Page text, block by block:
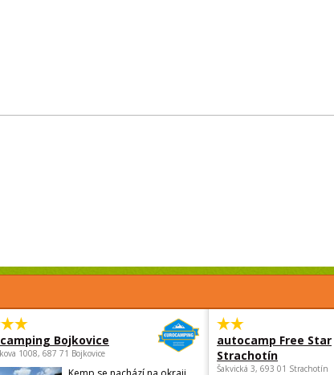
Bojkovice
1008, 687 71 Bojkovice
autocamp Free Star
Strachotín
Šakvická 3, 693 01 Strachotín